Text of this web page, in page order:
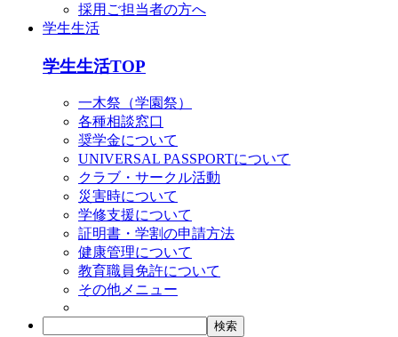
採用ご担当者の方へ
学生生活
学生生活TOP
一木祭（学園祭）
各種相談窓口
奨学金について
UNIVERSAL PASSPORTについて
クラブ・サークル活動
災害時について
学修支援について
証明書・学割の申請方法
健康管理について
教育職員免許について
その他メニュー